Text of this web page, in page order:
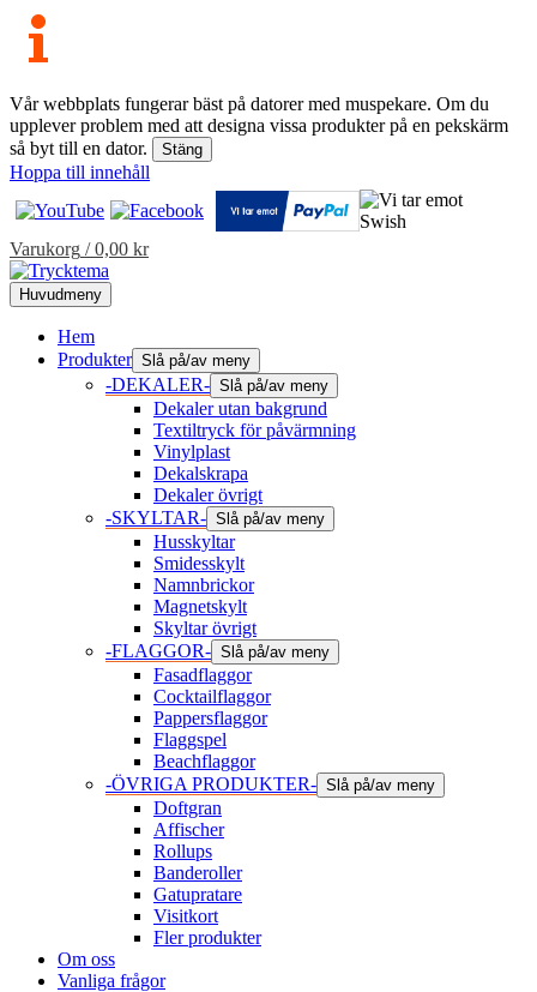
Vår webbplats fungerar bäst på datorer med muspekare. Om du
upplever problem med att designa vissa produkter på en pekskärm
så byt till en dator.
Stäng
Hoppa till innehåll
Varukorg /0,00 kr
Huvudmeny
Hem
Produkter Slå på/av meny
-DEKALER- Slå på/av meny
Dekaler utan bakgrund
Textiltryck för påvärmning
Vinylplast
Dekalskrapa
Dekaler övrigt
-SKYLTAR- Slå på/av meny
Husskyltar
Smidesskylt
Namnbrickor
Magnetskylt
Skyltar övrigt
-FLAGGOR- Slå på/av meny
Fasadflaggor
Cocktailflaggor
Pappersflaggor
Flaggspel
Beachflaggor
-ÖVRIGA PRODUKTER- Slå på/av meny
Doftgran
Affischer
Rollups
Banderoller
Gatupratare
Visitkort
Fler produkter
Om oss
Vanliga frågor